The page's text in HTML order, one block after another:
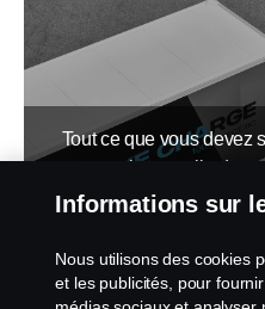
Tout ce que vous devez
charge utile des
Informations sur
Nous utilisons des cookies
et les publicités, pour